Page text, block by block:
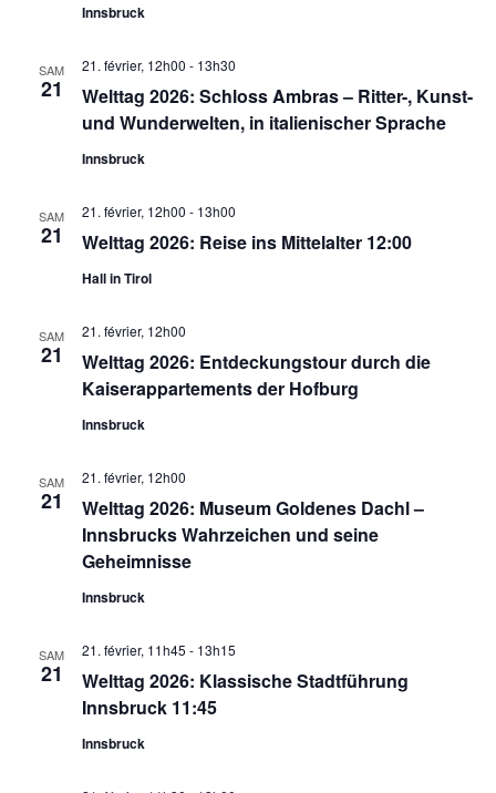
Innsbruck
SAM
21
Welttag 2026: Schloss Ambras – Ritter-, Kunst-
und Wunderwelten, in italienischer Sprache
21. février, 12h00 - 13h30
Innsbruck
SAM
21 Welttag 2026: Reise ins Mittelalter 12:00
21. février, 12h00 - 13h00
Hall in Tirol
SAM
21
Welttag 2026: Entdeckungstour durch die
Kaiserappartements der Hofburg
21. février, 12h00
Innsbruck
SAM
21
Welttag 2026: Museum Goldenes Dachl –
Innsbrucks Wahrzeichen und seine
Geheimnisse
21. février, 12h00
Innsbruck
SAM
21
Welttag 2026: Klassische Stadtführung
Innsbruck 11:45
21. février, 11h45 - 13h15
Innsbruck